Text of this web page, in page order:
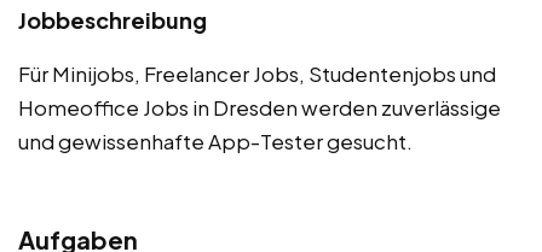
Jobbeschreibung
Für Minijobs, Freelancer Jobs, Studentenjobs und
Homeoffice Jobs in Dresden werden zuverlässige
und gewissenhafte App-Tester gesucht.
Aufgaben